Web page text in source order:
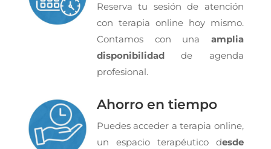
Reserva tu sesión de atención
con terapia online hoy mismo.
Contamos con una amplia
disponibilidadde agenda
profesional.
Ahorro en tiempo
Puedes acceder a terapia online,
un espacio terapéutico desde